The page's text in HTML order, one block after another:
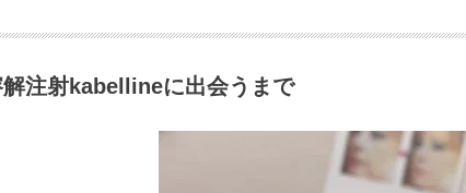
注射kabellineに出会うまで